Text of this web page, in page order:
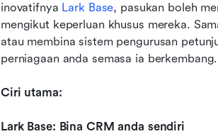
inovatifnya Lark Base, pasukan boleh
mengikut keperluan khusus mereka.
atau membina sistem pengurusan
perniagaan anda semasa ia berkembang.
Ciri utama:
Lark Base: Bina CRM anda sendiri